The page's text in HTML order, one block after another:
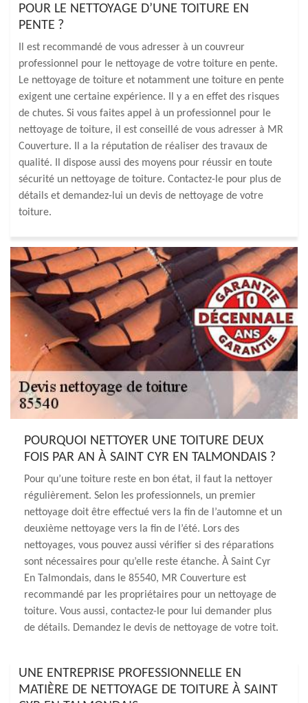
POUR LE NETTOYAGE D’UNE TOITURE EN
PENTE ?
Il est recommandé de vous adresser à un couvreur
professionnel pour le nettoyage de votre toiture en pente.
Le nettoyage de toiture et notamment une toiture en pente
exigent une certaine expérience. Il y a en effet des risques
de chutes. Si vous faites appel à un professionnel pour le
nettoyage de toiture, il est conseillé de vous adresser à MR
Couverture. Il a la réputation de réaliser des travaux de
qualité. Il dispose aussi des moyens pour réussir en toute
sécurité un nettoyage de toiture. Contactez-le pour plus de
détails et demandez-lui un devis de nettoyage de votre
toiture.
POURQUOI NETTOYER UNE TOITURE DEUX
FOIS PAR AN À SAINT CYR EN TALMONDAIS ?
Pour qu’une toiture reste en bon état, il faut la nettoyer
régulièrement. Selon les professionnels, un premier
nettoyage doit être effectué vers la fin de l’automne et un
deuxième nettoyage vers la fin de l’été. Lors des
nettoyages, vous pouvez aussi vérifier si des réparations
sont nécessaires pour qu’elle reste étanche. À Saint Cyr
En Talmondais, dans le 85540, MR Couverture est
recommandé par les propriétaires pour un nettoyage de
toiture. Vous aussi, contactez-le pour lui demander plus
de détails. Demandez le devis de nettoyage de votre toit.
UNE ENTREPRISE PROFESSIONNELLE EN
MATIÈRE DE NETTOYAGE DE TOITURE À SAINT